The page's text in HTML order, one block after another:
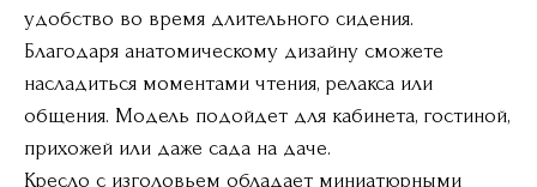
удобство во время длительного сидения.
Благодаря анатомическому дизайну сможете
насладиться моментами чтения, релакса или
общения. Модель подойдет для кабинета, гостиной,
прихожей или даже сада на даче.
Кресло с изголовьем обладает миниатюрными